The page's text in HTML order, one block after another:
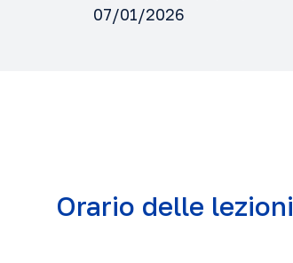
07/01/2026
Orario delle lezioni